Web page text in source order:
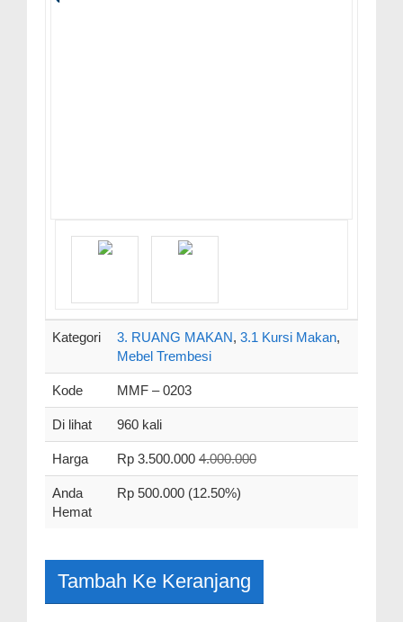
Kategori 3. RUANG MAKAN, 3.1 Kursi Makan,
Mebel Trembesi
Kode MMF – 0203
Di lihat 960 kali
Harga Rp 3.500.000 4.000.000
Anda
Hemat
Rp 500.000 (12.50%)